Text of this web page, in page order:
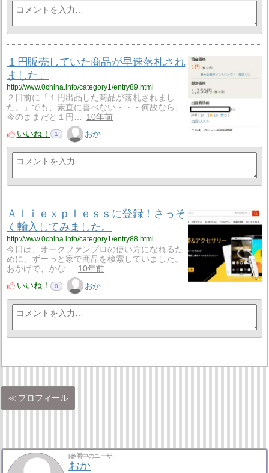
１円販売していた商品が早速落札され
ました。
http://www.0china.info/category1/entry89.html
２日前に「１円出品した商品が落札されまし
た。」でも、素直に喜べない・・・何故なら、
今のままだと１円…
10年前
いいね！
1 おか
Ａｌｉｅｘｐｌｅｓｓに登録！さっそ
く輸入してみました。
http://www.0china.info/category1/entry88.html
今日は、オークファンプロの使い方になれるた
めに、ずーっと家で商品を検索していました。
おかげで、かな…
10年前
いいね！
0 おか
プロフィール
[参照中のユーザ]
おか